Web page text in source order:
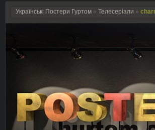
Українські Постери Гуртом » Телесеріали »